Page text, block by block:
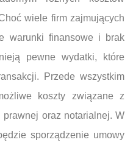
wiele firm zajmujących
warunki finansowe i brak
pewne wydatki, które
Przede wszystkim
koszty związane z
prawnej oraz notarialnej. W
sporządzenie umowy